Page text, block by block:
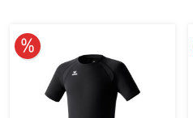
10% reduziert